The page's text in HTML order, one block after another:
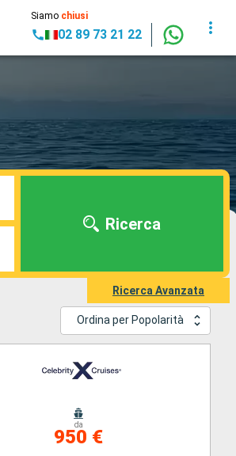
Siamo chiusi
02 89 73 21 22
Ricerca
Ricerca Avanzata
Ordina per Popolarità
da
950 €